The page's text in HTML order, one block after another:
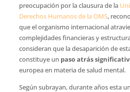
preocupación por la clausura de la
Derechos Humanos de la OMS,
que el organismo internacional
complejidades financieras y
consideran que la desaparición de
constituye un paso atrás
europea en materia de salud mental.
Según subrayan, durante años esta